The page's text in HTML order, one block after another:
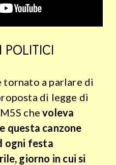
POLITICI
tornato a parlare di
di legge di
chevoleva
questa canzone
ogni festa
giorno in cui si